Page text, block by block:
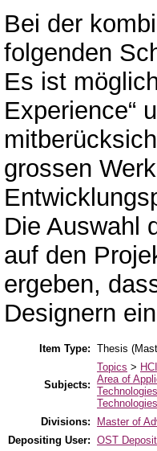
Bei der
folgenden
Es ist
Experience“
grossen
Die Auswahl
auf den
ergeben,
Designern
Item Type: Thesis
Subjects:
Topics >
Area of
Technologies
Technologies
Divisions:
Master of
Depositing User: OST